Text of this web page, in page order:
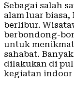
Sebagai salah
alam luar
berlibur.
berbondong-
untuk
sahabat.
dilakukan di
kegiatan